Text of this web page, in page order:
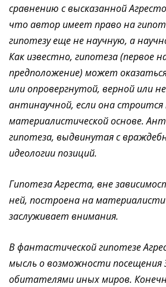
сравнению с высказанной
что автор имеет право на
гипотезу еще не научную, а
Как известно, гипотеза (первое
предположение) может
или опровергнутой, верной или
антинаучной, если она строится
материалистической основе.
гипотеза, выдвинутая с
идеологии позиций.
Гипотеза Агреста, вне
ней, построена на
заслуживает внимания.
В фантастической гипотезе
мысль о возможности посещения
обитателями иных миров.